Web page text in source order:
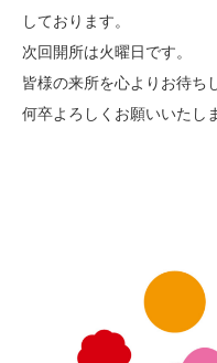
しております。
次回開所は火曜日です。
皆様の来所を心よりお待ち
何卒よろしくお願いいたし